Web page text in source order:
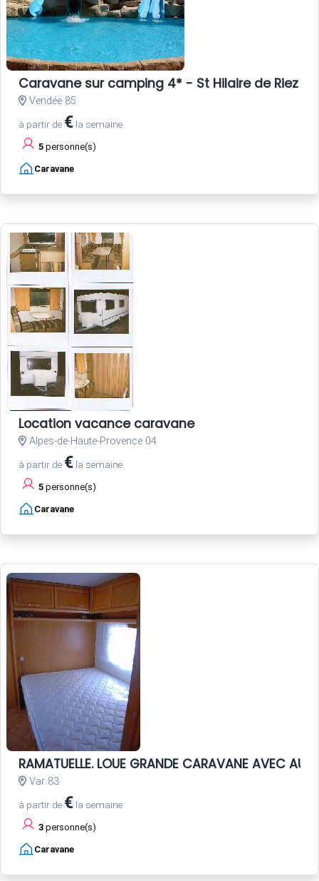
Caravane sur camping 4* - St Hilaire de Riez -
Vendée 85
à partir de € la semaine
5 personne(s)
Caravane
Location vacance caravane
Alpes-de-Haute-Provence 04
à partir de € la semaine
5 personne(s)
Caravane
RAMATUELLE. LOUE GRANDE CARAVANE AVEC
Var 83
à partir de € la semaine
3 personne(s)
Caravane